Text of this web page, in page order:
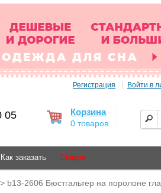
Регистрация Войти в
05 Корзина
0 товаров
Как заказать Скидки
> b13-2606 Бюстгальтер на поролоне